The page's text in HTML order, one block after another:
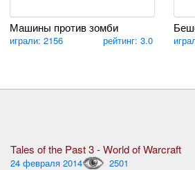
Машины против зомби
играли: 2156 рейтинг: 3.0
Tales of the Past 3 - World of Warcraft
24 февраля 2014 2501